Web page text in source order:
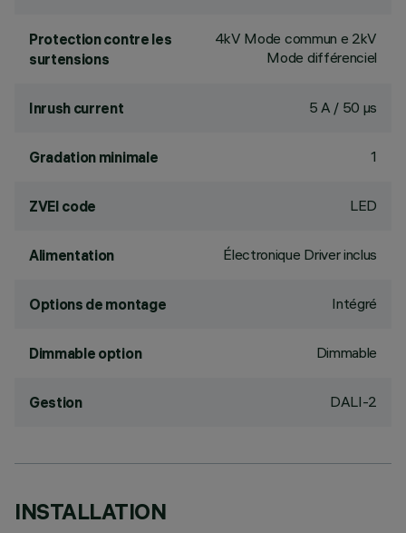
Protection contre les
surtensions
4kV Mode commun e 2kV
Mode différenciel
Inrush current 5 A / 50 µs
Gradation minimale 1
ZVEI code LED
Alimentation Électronique Driver inclus
Options de montage Intégré
Dimmable option Dimmable
Gestion DALI-2
INSTALLATION